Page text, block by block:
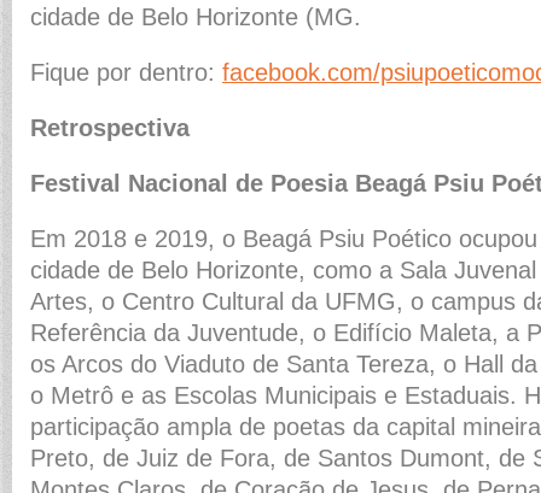
cidade de Belo Horizonte (MG.
Fique por dentro: facebook.com/
Retrospectiva
Festival Nacional de Poesia Beagá Psiu
Em 2018 e 2019, o Beagá Psiu Poético
cidade de Belo Horizonte, como a Sala
Artes, o Centro Cultural da UFMG, o campus
Referência da Juventude, o Edifício Maleta, a
os Arcos do Viaduto de Santa Tereza, o Hall
o Metrô e as Escolas Municipais e Estaduais.
participação ampla de poetas da capital
Preto, de Juiz de Fora, de Santos Dumont, de